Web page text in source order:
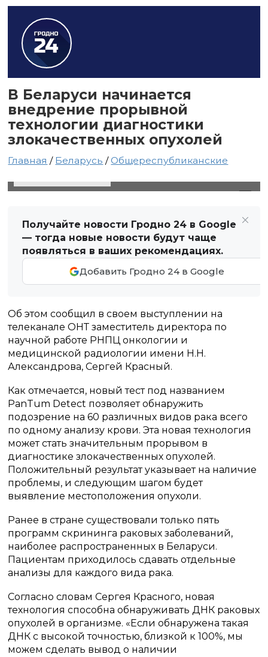
В Беларуси начинается
внедрение прорывной
технологии диагностики
злокачественных опухолей
Главная / Беларусь /Общереспубликанские
Получайте новости Гродно 24 в Google
— тогда новые новости будут чаще
появляться в ваших рекомендациях.
Добавить Гродно 24 в Google
Об этом сообщил в своем выступлении на
телеканале ОНТ заместитель директора по
научной работе РНПЦ онкологии и
медицинской радиологии имени Н.Н.
Александрова, Сергей Красный.
Как отмечается, новый тест под названием
PanTum Detect позволяет обнаружить
подозрение на 60 различных видов рака всего
по одному анализу крови. Эта новая технология
может стать значительным прорывом в
диагностике злокачественных опухолей.
Положительный результат указывает на наличие
проблемы, и следующим шагом будет
выявление местоположения опухоли.
Ранее в стране существовали только пять
программ скрининга раковых заболеваний,
наиболее распространенных в Беларуси.
Пациентам приходилось сдавать отдельные
анализы для каждого вида рака.
Согласно словам Сергея Красного, новая
технология способна обнаруживать ДНК раковых
опухолей в организме. «Если обнаружена такая
ДНК с высокой точностью, близкой к 100%, мы
можем сделать вывод о наличии